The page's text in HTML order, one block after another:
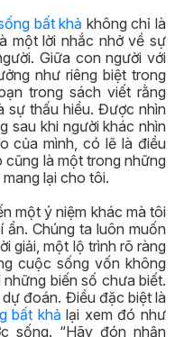
bất khả không chỉ là
một lời nhắc nhở về sự
Giữa con người với
như riêng biệt trong
trong sách viết rằng
sự thấu hiểu. Được nhìn
sau khi người khác nhìn
của mình, có lẽ là điều
là một trong những
lại cho tôi.
một ý niệm khác mà tôi
Chúng ta luôn muốn
giải, một lộ trình rõ ràng
cuộc sống vốn không
biến số chưa biết.
đoán. Điều đặc biệt là
bất khả lại xem đó như
sống. “Hãy đón nhận